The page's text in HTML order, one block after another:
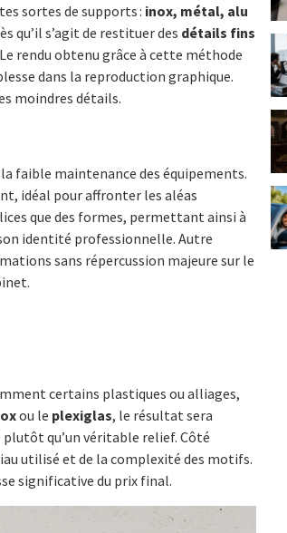
sortes de supports : inox, métal, alu
qu’il s’agit de restituer des détails fins
rendu obtenu grâce à cette méthode
dans la reproduction graphique.
moindres détails.
faible maintenance des équipements.
idéal pour affronter les aléas
que des formes, permettant ainsi à
identité professionnelle. Autre
sans répercussion majeure sur le
certains plastiques ou alliages,
ou le plexiglas, le résultat sera
qu’un véritable relief. Côté
utilisé et de la complexité des motifs.
significative du prix final.